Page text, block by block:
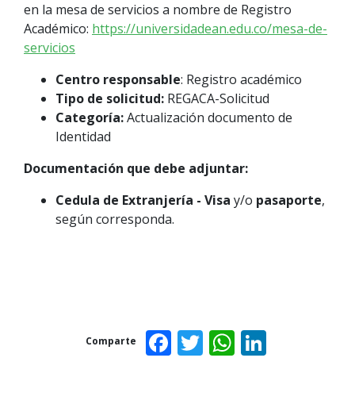
en la mesa de servicios a nombre de Registro
Académico: https://universidadean.edu.co/mesa-de-
servicios
Centro responsable: Registro académico
Tipo de solicitud: REGACA-Solicitud
Categoría:Actualización documento de
Identidad
Documentación que debe adjuntar:
Cedula de Extranjería - Visa y/o pasaporte,
según corresponda.
Comparte Facebook
Twitter